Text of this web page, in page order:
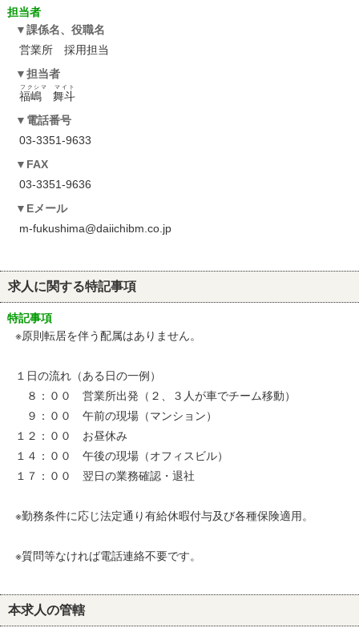
担当者
課係名、役職名
営業所 採用担当
担当者
福嶋 舞斗
フクシマ マイト
電話番号
03-3351-9633
FAX
03-3351-9636
Eメール
m-fukushima@daiichibm.co.jp
求人に関する特記事項
特記事項
※原則転居を伴う配属はありません。
１日の流れ（ある日の一例）
８：００ 営業所出発（２、３人が車でチーム移動）
９：００ 午前の現場（マンション）
１２：００ お昼休み
１４：００ 午後の現場（オフィスビル）
１７：００ 翌日の業務確認・退社
※勤務条件に応じ法定通り有給休暇付与及び各種保険適用。
※質問等なければ電話連絡不要です。
本求人の管轄